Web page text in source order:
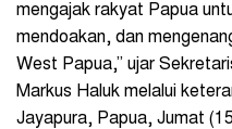
mengajak rakyat Papua
mendoakan, dan
West Papua,” ujar
Markus Haluk melalui
Jayapura, Papua, Jumat